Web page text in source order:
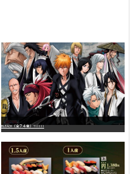
BLEACH（全７４巻）?!!!!!